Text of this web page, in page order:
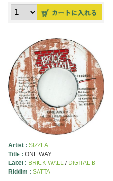
Artist : SIZZLA
Title : ONE WAY
Label : BRICK WALL/ DIGITAL B
Riddim : SATTA